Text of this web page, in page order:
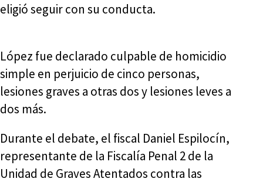
eligió seguir con su conducta.
López fue declarado culpable de homicidio
simple en perjuicio de cinco personas,
lesiones graves a otras dos y lesiones leves a
dos más.
Durante el debate, el fiscal Daniel Espilocín,
representante de la Fiscalía Penal 2 de la
Unidad de Graves Atentados contra las